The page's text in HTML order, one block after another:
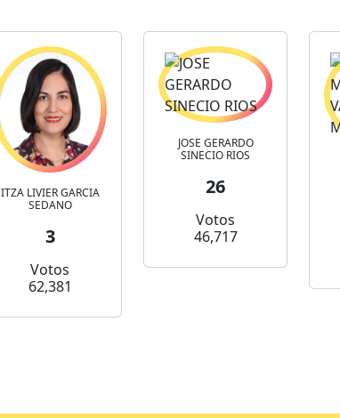
ITZA LIVIER GARCIA
SEDANO
3
Votos
62,381
JOSE GERARDO
SINECIO RIOS
26
Votos
46,717